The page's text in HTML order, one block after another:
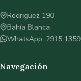
Rodriguez 190
Bahía Blanca
WhatsApp: 2915
Navegación